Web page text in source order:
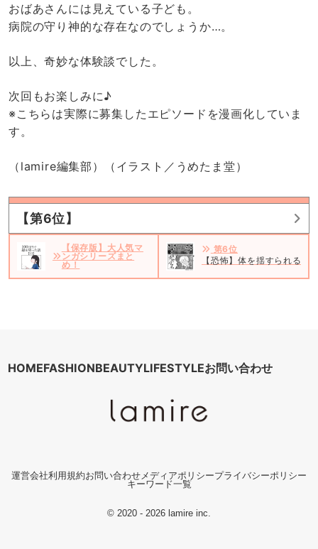
おばあさんには見えている子ども。
病院の守り神的な存在なのでしょうか…。
以上、奇妙な体験談でした。
次回もお楽しみに♪
※こちらは実際に募集したエピソードを漫画化していま
す。
（lamire編集部）（イラスト／うめたま堂）
【第6位】
【保存版】大人気マ
ンガシリーズまと
め！
第6位
【恐怖】体を揺すられる
HOMEFASHIONBEAUTYLIFESTYLEお問い合わせ
運営会社利用規約お問い合わせ メディアポリシープライバシーポリシー
キーワード一覧
© 2020 - 2026 lamire inc.